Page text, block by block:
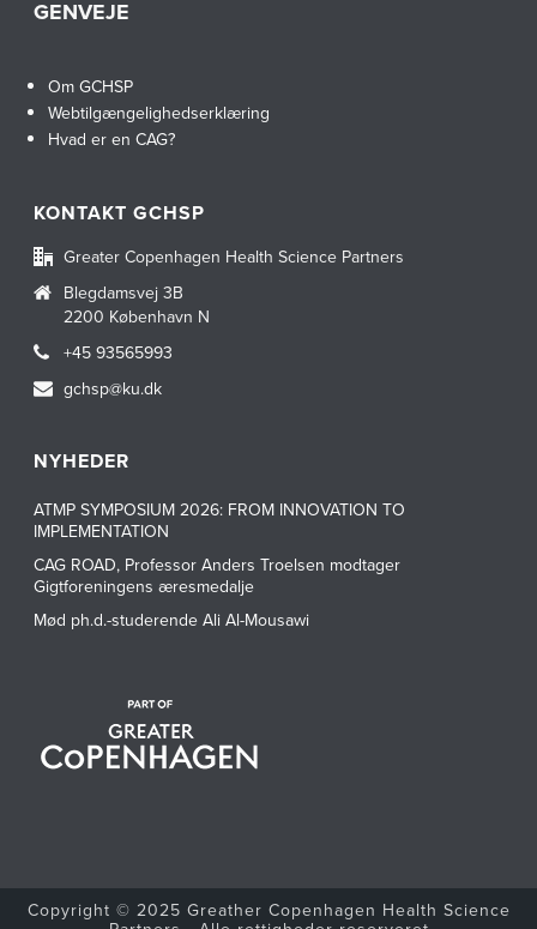
GENVEJE
Om GCHSP
Webtilgængelighedserklæring
Hvad er en CAG?
KONTAKT GCHSP
Greater Copenhagen Health Science Partners
Blegdamsvej 3B
2200 København N
+45 93565993
gchsp@ku.dk
NYHEDER
ATMP SYMPOSIUM 2026: FROM INNOVATION TO
IMPLEMENTATION
CAG ROAD, Professor Anders Troelsen modtager
Gigtforeningens æresmedalje
Mød ph.d.-studerende Ali Al-Mousawi
Copyright © 2025 Greather Copenhagen Health Science